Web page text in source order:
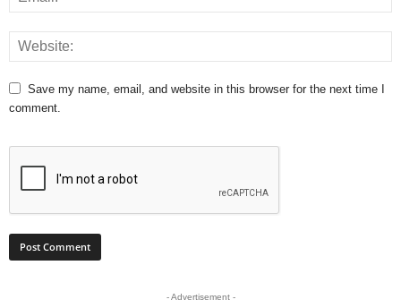
Save my name, email, and website in this browser for the next time I
comment.
- Advertisement -